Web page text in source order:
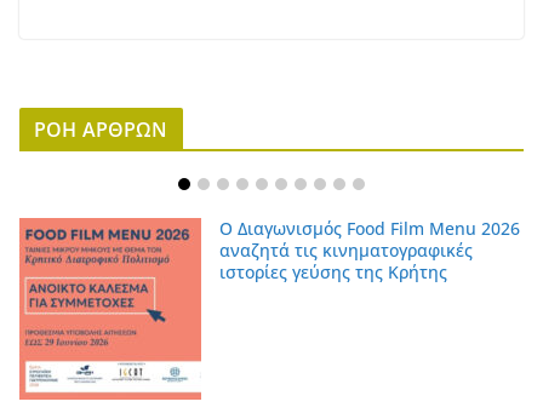
ΡΟΗ ΑΡΘΡΩΝ
Ο Διαγωνισμός Food Film Menu 2026
αναζητά τις κινηματογραφικές
ιστορίες γεύσης της Κρήτης